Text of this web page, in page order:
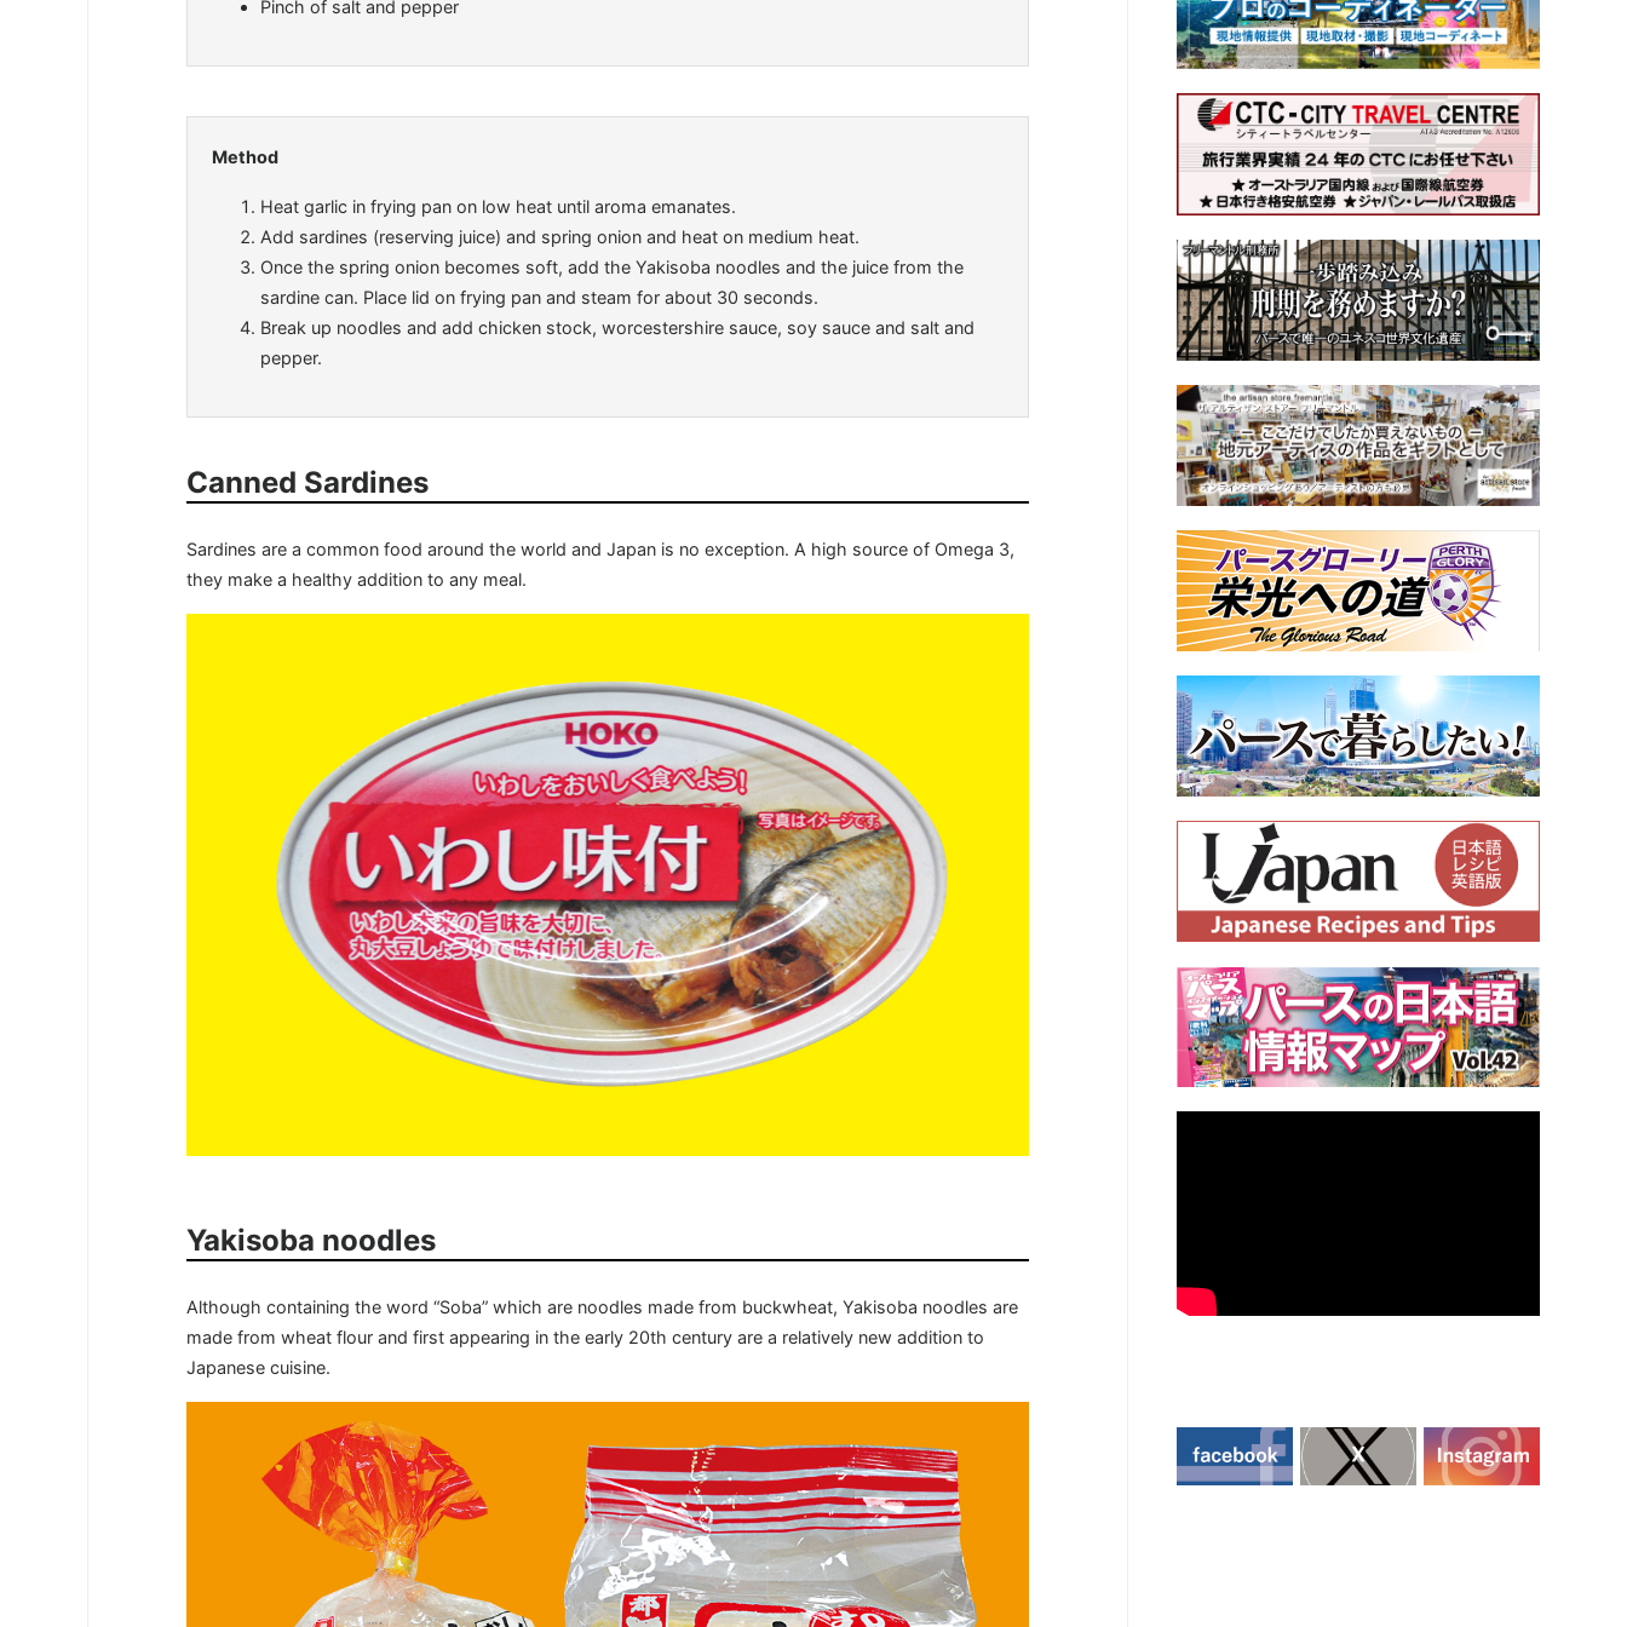
Pinch of salt and pepper
Method
Heat garlic in frying pan on low heat until aroma emanates.
Add sardines (reserving juice) and spring onion and heat on medium heat.
Once the spring onion becomes soft, add the Yakisoba noodles and the juice from the
sardine can. Place lid on frying pan and steam for about 30 seconds.
Break up noodles and add chicken stock, worcestershire sauce, soy sauce and salt and
pepper.
Canned Sardines
Sardines are a common food around the world and Japan is no exception. A high source of Omega 3,
they make a healthy addition to any meal.
Yakisoba noodles
Although containing the word “Soba” which are noodles made from buckwheat, Yakisoba noodles are
made from wheat flour and first appearing in the early 20th century are a relatively new addition to
Japanese cuisine.